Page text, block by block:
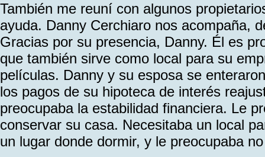
También me reuní con algunos
ayuda. Danny Cerchiaro nos acompaña,
Gracias por su presencia, Danny. Él es
que también sirve como local para su
películas. Danny y su esposa se
los pagos de su hipoteca de interés
preocupaba la estabilidad financiera. Le
conservar su casa. Necesitaba un local
un lugar donde dormir, y le preocupaba